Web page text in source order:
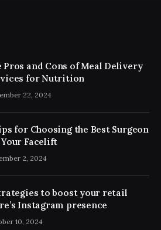
Pros and Cons of Meal Delivery
for Nutrition
22, 2024
for Choosing the Best Surgeon
Facelift
2, 2024
to boost your retail
Instagram presence
10, 2024